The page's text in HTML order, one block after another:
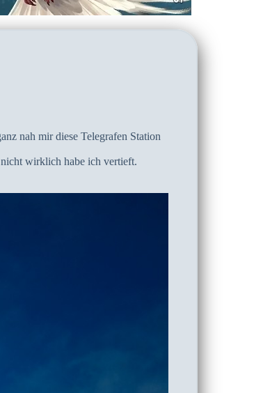
nah mir diese Telegrafen Station
wirklich habe ich vertieft.